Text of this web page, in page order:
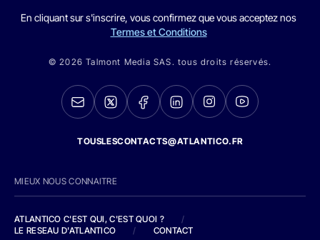
En cliquant sur s'inscrire, vous confirmez que vous acceptez nos
Termes et Conditions
© 2026 Talmont Media SAS. tous droits réservés.
TOUSLESCONTACTS@ATLANTICO.FR
MIEUX NOUS CONNAITRE
ATLANTICO C'EST QUI, C'EST QUOI ?
/
LE RESEAU D'ATLANTICO
/ CONTACT